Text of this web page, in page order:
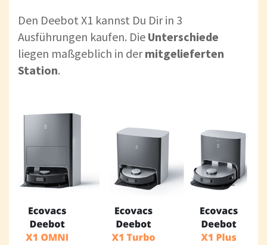
Den Deebot X1 kannst Du Dir in 3
Ausführungen kaufen. Die Unterschiede
liegen maßgeblich in dermitgelieferten
Station.